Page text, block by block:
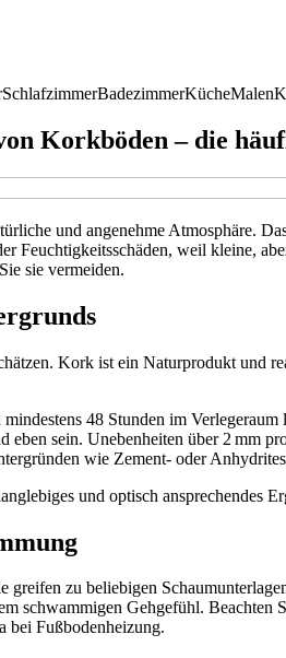
SchlafzimmerBadezimmerKücheMalen
Korkböden – die
und angenehme Atmosphäre.
Feuchtigkeitsschäden, weil kleine,
sie vermeiden.
Kork ist ein Naturprodukt und
48 Stunden im
eben sein. Unebenheiten über 2 mm
wie Zement- oder
und optisch ansprechendes
zu beliebigen
schwammigen Gehgefühl.
bei Fußbodenheizung.